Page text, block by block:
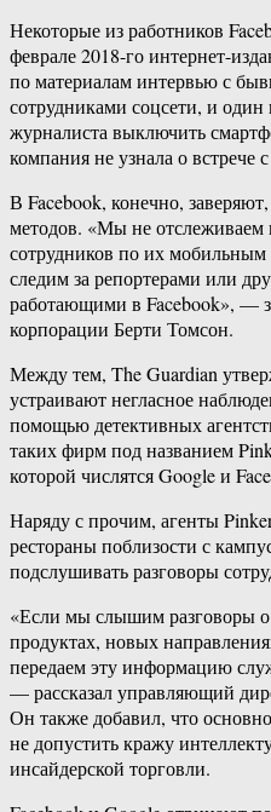
Некоторые из работников
феврале 2018-го интернет-
по материалам интервью с
сотрудниками соцсети, и один
журналиста выключить
компания не узнала о встрече
В Facebook, конечно,
методов. «Мы не
сотрудников по их
следим за репортерами или
работающими в Facebook», —
корпорации Берти Томсон.
Между тем, The Guardian
устраивают негласное
помощью детективных
таких фирм под названием
которой числятся Google и
Наряду с прочим, агенты
рестораны поблизости с
подслушивать разговоры
«Если мы слышим разговоры
продуктах, новых
передаем эту информацию
— рассказал управляющий
Он также добавил, что
не допустить кражу
инсайдерской торговли.